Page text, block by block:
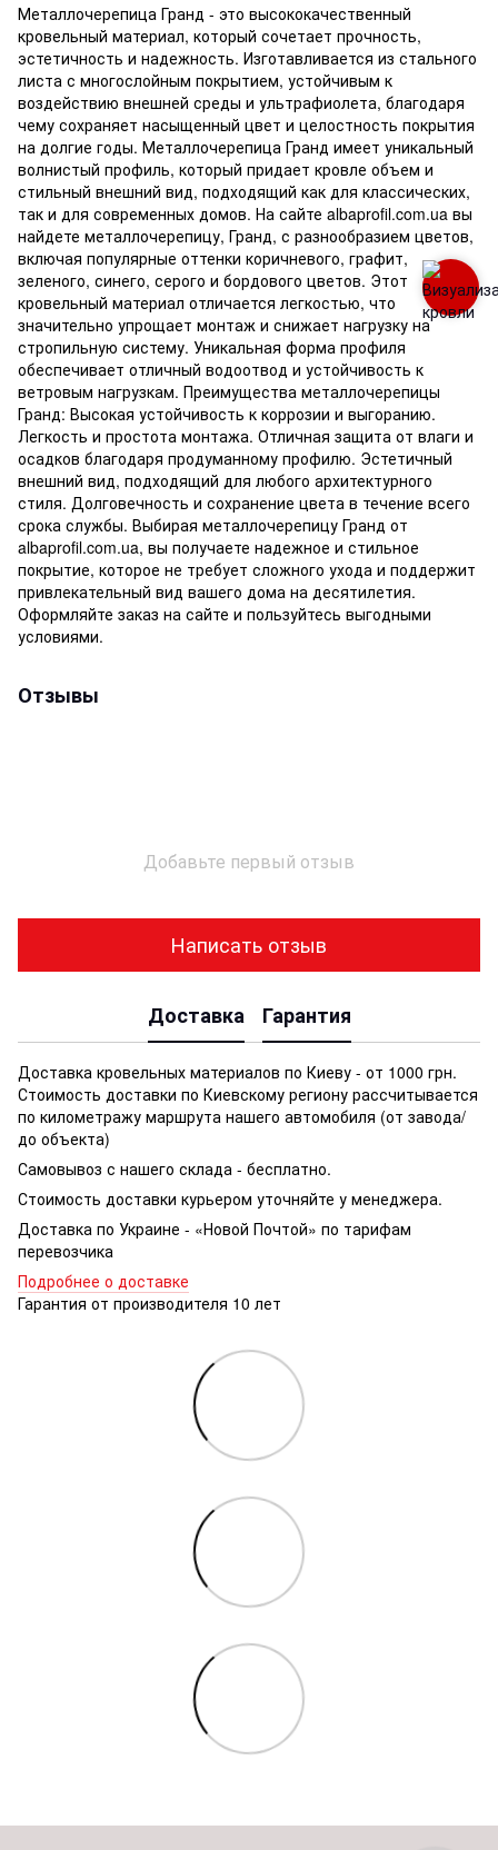
Металлочерепица Гранд - это высококачественный
кровельный материал, который сочетает прочность,
эстетичность и надежность. Изготавливается из стального
листа с многослойным покрытием, устойчивым к
воздействию внешней среды и ультрафиолета, благодаря
чему сохраняет насыщенный цвет и целостность покрытия
на долгие годы. Металлочерепица Гранд имеет уникальный
волнистый профиль, который придает кровле объем и
стильный внешний вид, подходящий как для классических,
так и для современных домов. На сайте albaprofil.com.ua вы
найдете металлочерепицу, Гранд, с разнообразием цветов,
включая популярные оттенки коричневого, графит,
зеленого, синего, серого и бордового цветов. Этот
кровельный материал отличается легкостью, что
значительно упрощает монтаж и снижает нагрузку на
стропильную систему. Уникальная форма профиля
обеспечивает отличный водоотвод и устойчивость к
ветровым нагрузкам. Преимущества металлочерепицы
Гранд: Высокая устойчивость к коррозии и выгоранию.
Легкость и простота монтажа. Отличная защита от влаги и
осадков благодаря продуманному профилю. Эстетичный
внешний вид, подходящий для любого архитектурного
стиля. Долговечность и сохранение цвета в течение всего
срока службы. Выбирая металлочерепицу Гранд от
albaprofil.com.ua, вы получаете надежное и стильное
покрытие, которое не требует сложного ухода и поддержит
привлекательный вид вашего дома на десятилетия.
Оформляйте заказ на сайте и пользуйтесь выгодными
условиями.
Отзывы
Добавьте первый отзыв
Написать отзыв
Доставка Гарантия
Доставка кровельных материалов по Киеву - от 1000 грн.
Стоимость доставки по Киевскому региону рассчитывается
по километражу маршрута нашего автомобиля (от завода/
до объекта)
Самовывоз с нашего склада - бесплатно.
Стоимость доставки курьером уточняйте у менеджера.
Доставка по Украине - «Новой Почтой» по тарифам
перевозчика
Подробнее о доставке
Гарантия от производителя 10 лет